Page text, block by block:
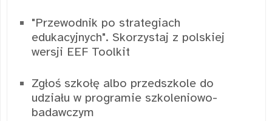
"Przewodnik po strategiach
edukacyjnych". Skorzystaj z polskiej
wersji EEF Toolkit
Zgłoś szkołę albo przedszkole do
udziału w programie szkoleniowo-
badawczym